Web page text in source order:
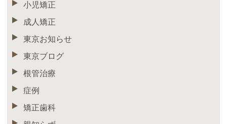
小児矯正
成人矯正
東京お知らせ
東京ブログ
根管治療
症例
矯正歯科